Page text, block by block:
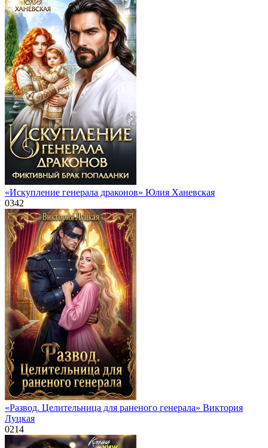
«Искупление генерала драконов» Юлия Ханевская
0342
«Развод. Целительница для раненого генерала» Виктория
Луцкая
0214